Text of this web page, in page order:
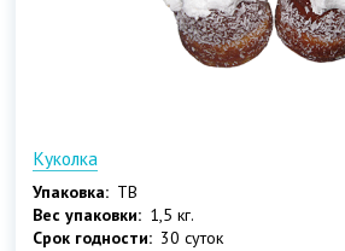
Куколка
Упаковка: ТВ
Вес упаковки: 1,5 кг.
Срок годности: 30 суток